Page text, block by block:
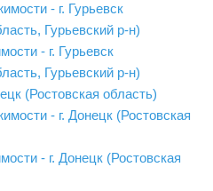
Гурьевск
Гурьевский р-н)
Гурьевский р-н)
- г. Донецк (Ростовская область)
(Ростовская